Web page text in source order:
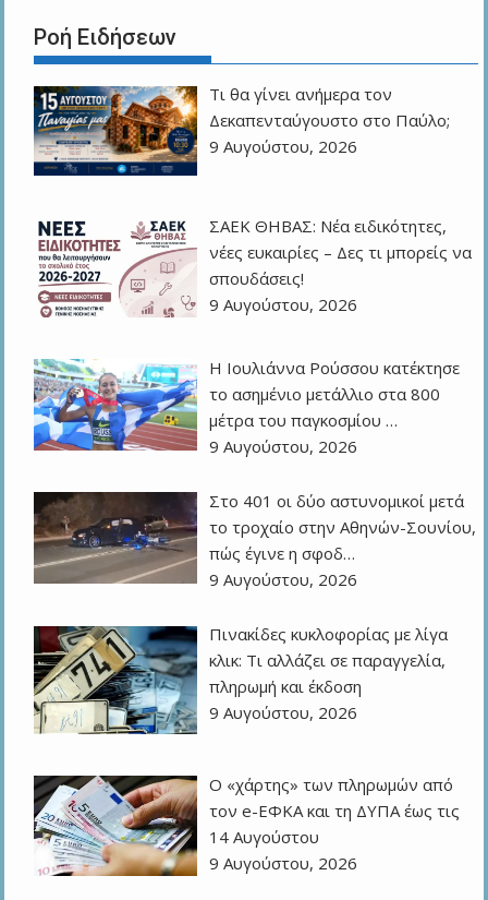
Ροή Ειδήσεων
Τι θα γίνει ανήμερα τον
Δεκαπενταύγουστο στο Παύλο;
9 Αυγούστου, 2026
ΣΑΕΚ ΘΗΒΑΣ: Νέα ειδικότητες,
νέες ευκαιρίες – Δες τι μπορείς να
σπουδάσεις!
9 Αυγούστου, 2026
Η Ιουλιάννα Ρούσσου κατέκτησε
το ασημένιο μετάλλιο στα 800
μέτρα του παγκοσμίου …
9 Αυγούστου, 2026
Στο 401 οι δύο αστυνομικοί μετά
το τροχαίο στην Αθηνών-Σουνίου,
πώς έγινε η σφοδ…
9 Αυγούστου, 2026
Πινακίδες κυκλοφορίας με λίγα
κλικ: Τι αλλάζει σε παραγγελία,
πληρωμή και έκδοση
9 Αυγούστου, 2026
Ο «χάρτης» των πληρωμών από
τον e-ΕΦΚΑ και τη ΔΥΠΑ έως τις
14 Αυγούστου
9 Αυγούστου, 2026